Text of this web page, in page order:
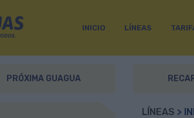
INICIO LÍNEAS
PRÓXIMA GUAGUA
LÍNEAS >